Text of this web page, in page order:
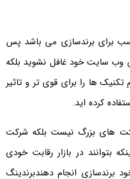
برای برندسازی می باشد پس
وب سایت خود غافل نشوید بلکه
ها را برای قوی تر و تاثیر
کرده اید.
های بزرگ نیست بلکه شرکت
بتوانند در بازار رقابت خودی
انجام دهندبرندینگ